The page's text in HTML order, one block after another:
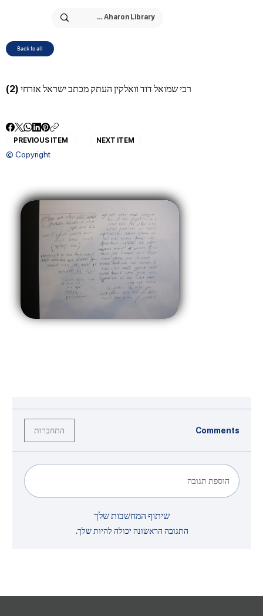
Back to all
רבי שמואל דוד וואלקין העתק מכתב ישראל אזרחי (2)
PREVIOUS ITEM NEXT ITEM
© Copyright
Comments התחברות
הוספת תגובה
שיתוף המחשבות שלך
התגובה הראשונה יכולה להיות שלך.